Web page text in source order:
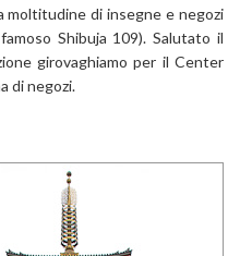
moltitudine di insegne e negozi
Shibuja 109). Salutato il
girovaghiamo per il Center
di negozi.